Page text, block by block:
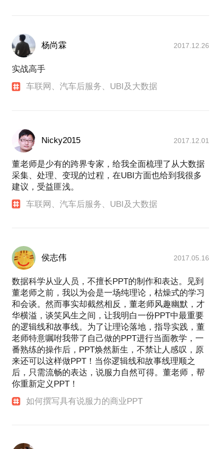
杨尚霖 2017.12.26
实战高手
车联网、汽车后服务、UBI及大数据
Nicky2015 2017.12.01
董老师是少有的跨界专家，给我全面梳理了从大数据
采集、处理、变现的过程，在UBI方面也给到我很多
建议，受益匪浅。
车联网、汽车后服务、UBI及大数据
侯志伟 2017.05.16
数据科学从业人员，不擅长PPT的制作和表达。见到
董老师之前，我以为会是一场纯理论，枯燥式的学习
和会谈。然而事实却截然相反，董老师风趣幽默，才
华横溢，谈笑风生之间，让我明白一份PPT中最重要
的逻辑线和故事线。为了让理论落地，指导实践，董
老师特意嘱咐我带了自己做的PPT进行当面教学，一
番熟练的操作后，PPT焕然新生，不禁让人感叹，原
来还可以这样做PPT！当你逻辑线和故事线理顺之
后，只需流畅的表达，说服力自然可得。董老师，帮
你重新定义PPT！
如何撰写具有说服力的商业PPT